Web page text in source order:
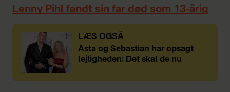
Lenny Pihl fandt sin far død som 13-årig
LÆS OGSÅ
Asta og Sebastian har opsagt
lejligheden: Det skal de nu